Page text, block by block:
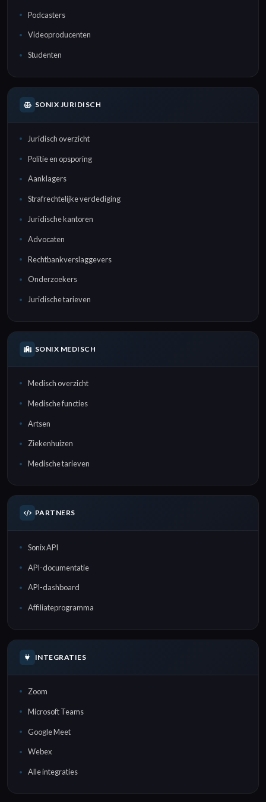
Podcasters
Videoproducenten
Studenten
SONIX JURIDISCH
Juridisch overzicht
Politie en opsporing
Aanklagers
Strafrechtelijke verdediging
Juridische kantoren
Advocaten
Rechtbankverslaggevers
Onderzoekers
Juridische tarieven
SONIX MEDISCH
Medisch overzicht
Medische functies
Artsen
Ziekenhuizen
Medische tarieven
PARTNERS
Sonix API
API-documentatie
API-dashboard
Affiliateprogramma
INTEGRATIES
Zoom
Microsoft Teams
Google Meet
Webex
Alle integraties